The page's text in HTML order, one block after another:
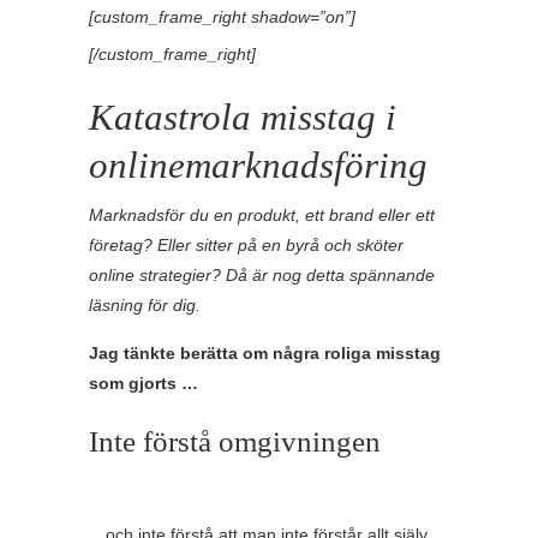
[custom_frame_right shadow=”on”]
[/custom_frame_right]
Katastrola misstag i
onlinemarknadsföring
Marknadsför du en produkt, ett brand eller ett
företag? Eller sitter på en byrå och sköter
online strategier? Då är nog detta spännande
läsning för dig.
Jag tänkte berätta om några roliga misstag
som gjorts …
Inte förstå omgivningen